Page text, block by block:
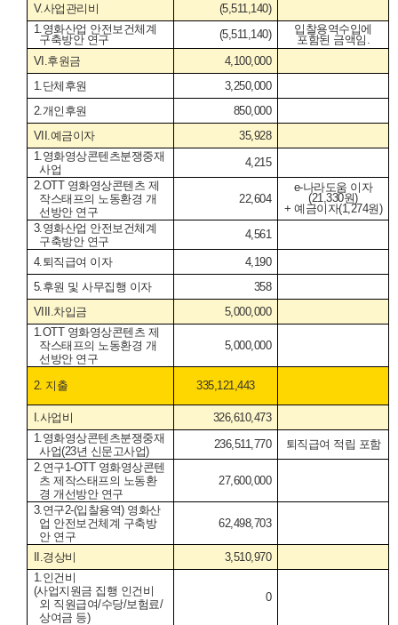
V.사업관리비
(5,511,140)
1.영화산업 안전보건체계
구축방안 연구
(5,511,140)
입찰용역수입에
포함된 금액임 .
VI.후원금
4,100,000
1.단체후원
3,250,000
2.개인후원
850,000
VII.예금이자
35,928
1.영화영상콘텐츠분쟁중재
사업
4,215
2.OTT 영화영상콘텐츠 제
작스태프의 노동환경 개
선방안 연구
22,604
e-나라도움 이자
(21,330원)
+ 예금이자(1,274원)
3.영화산업 안전보건체계
구축방안 연구
4,561
4.퇴직급여 이자
4,190
5.후원 및 사무집행 이자
358
VIII.차입금
5,000,000
1.OTT 영화영상콘텐츠 제
작스태프의 노동환경 개
선방안 연구
5,000,000
2. 지출 335,121,443
I.사업비
326,610,473
1.영화영상콘텐츠분쟁중재
사업(23년 신문고사업)
236,511,770
퇴직급여 적립 포함
2.연구1-OTT 영화영상콘텐
츠 제작스태프의 노동환
경 개선방안 연구
27,600,000
3.연구2-(입찰용역) 영화산
업 안전보건체계 구축방
안 연구
62,498,703
II.경상비
3,510,970
1.인건비
(사업지원금 집행 인건비
외 직원급여/수당/보험료/
상여금 등)
0